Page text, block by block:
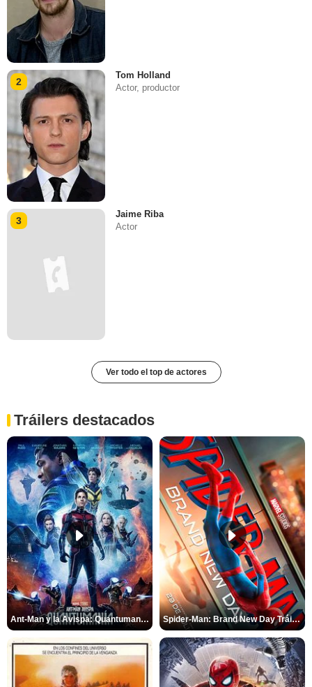
2
Tom Holland
Actor, productor
3
Jaime Riba
Actor
Ver todo el top de actores
Tráilers destacados
Ant-Man y la Avispa: Quantumanía Tráiler (2) Spider-Man: Brand New Day Tráiler (3)